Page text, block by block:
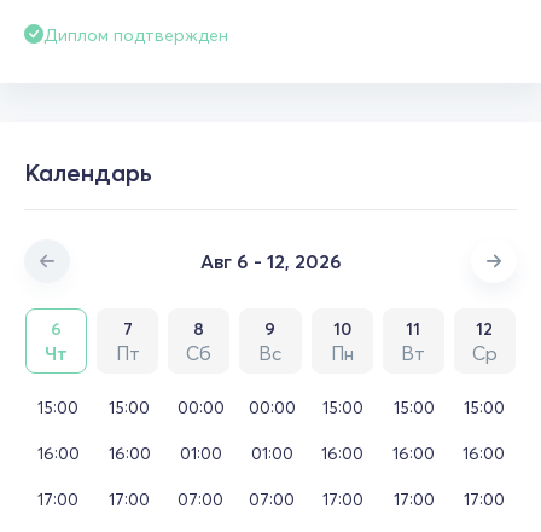
Диплом подтвержден
Календарь
Авг 6 - 12, 2026
6
Чт
7
Пт
8
Сб
9
Вс
10
Пн
11
Вт
12
Ср
15:00
16:00
17:00
15:00
16:00
17:00
00:00
01:00
07:00
00:00
01:00
07:00
15:00
16:00
17:00
15:00
16:00
17:00
15:00
16:00
17:00